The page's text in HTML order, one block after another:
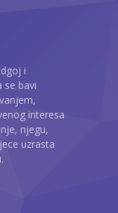
i
se bavi
interesa
njegu,
uzrasta